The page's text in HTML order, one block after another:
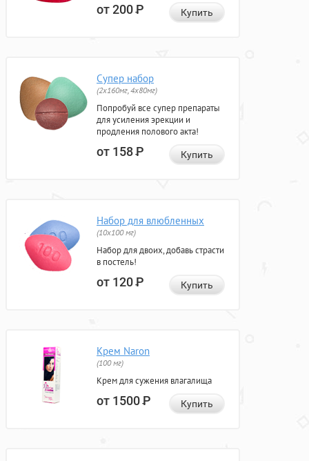
от 200Р Купить
Супер набор
(2х160мг, 4х80мг)
Попробуй все супер препараты
для усиления эрекции и
продления полового акта!
от 158Р Купить
Набор для влюбленных
(10х100 мг)
Набор для двоих, добавь страсти
в постель!
от 120Р Купить
Крем Naron
(100 мг)
Крем для сужения влагалища
от 1500Р Купить